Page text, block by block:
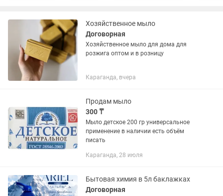
Хозяйственное мыло
Договорная
Хозяйственное мыло для дома для
розжига оптом и в розницу
Караганда, вчера
Продам мыло
300 ₸
Мыло детское 200 гр универсальное
применение в наличии есть объём
писать
Караганда, 28 июля
Бытовая химия в 5л баклажках
Договорная